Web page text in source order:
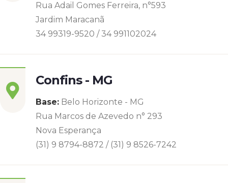
Rua Adail Gomes Ferreira, n°593
Jardim Maracanã
34 99319-9520 / 34 991102024
Confins - MG
Base: Belo Horizonte - MG
Rua Marcos de Azevedo n° 293
Nova Esperança
(31) 9 8794-8872 / (31) 9 8526-7242